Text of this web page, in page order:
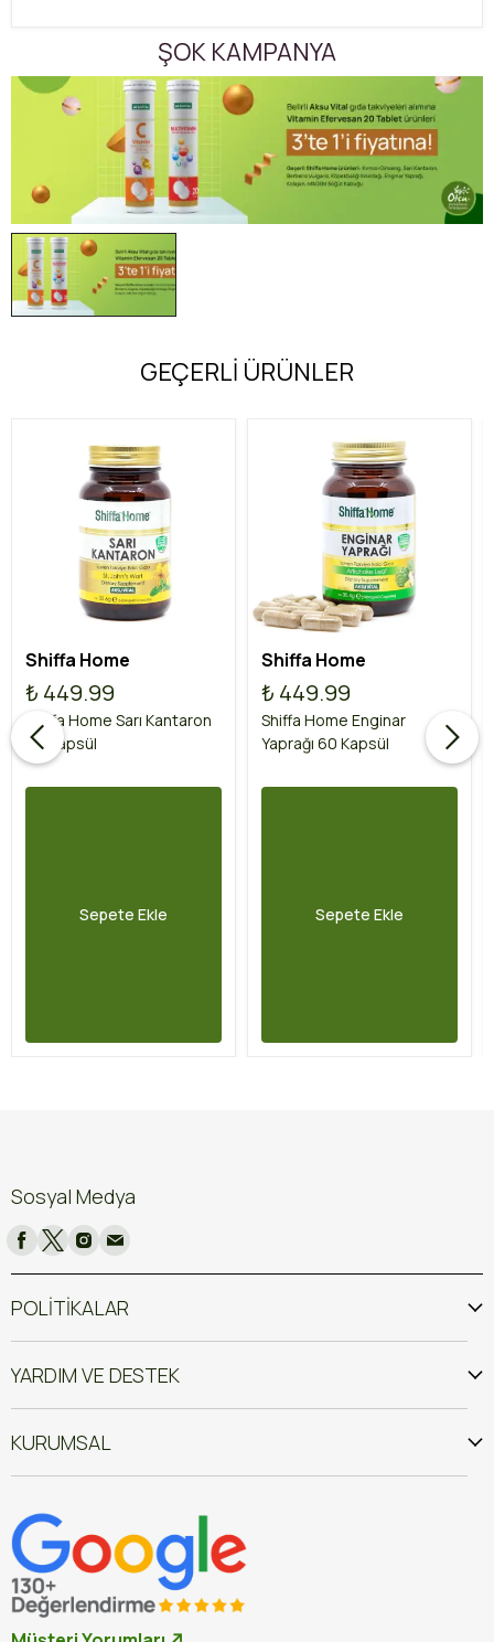
ŞOK KAMPANYA
GEÇERLİ ÜRÜNLER
Shiffa Home
₺ 449.99
Shiffa Home Sarı Kantaron
60 Kapsül
Sepete Ekle
Shiffa Home
₺ 449.99
Shiffa Home Enginar
Yaprağı 60 Kapsül
Sepete Ekle
Sosyal Medya
POLİTİKALAR
YARDIM VE DESTEK
KURUMSAL